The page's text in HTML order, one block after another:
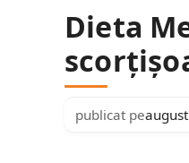
Dieta
publicat pe